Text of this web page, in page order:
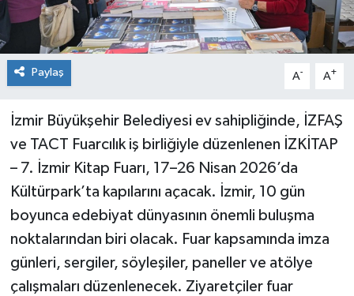
Paylaş A- A+
İzmir Büyükşehir Belediyesi ev sahipliğinde, İZFAŞ
ve TACT Fuarcılık iş birliğiyle düzenlenen İZKİTAP
– 7. İzmir Kitap Fuarı, 17–26 Nisan 2026’da
Kültürpark’ta kapılarını açacak. İzmir, 10 gün
boyunca edebiyat dünyasının önemli buluşma
noktalarından biri olacak. Fuar kapsamında imza
günleri, sergiler, söyleşiler, paneller ve atölye
çalışmaları düzenlenecek. Ziyaretçiler fuar